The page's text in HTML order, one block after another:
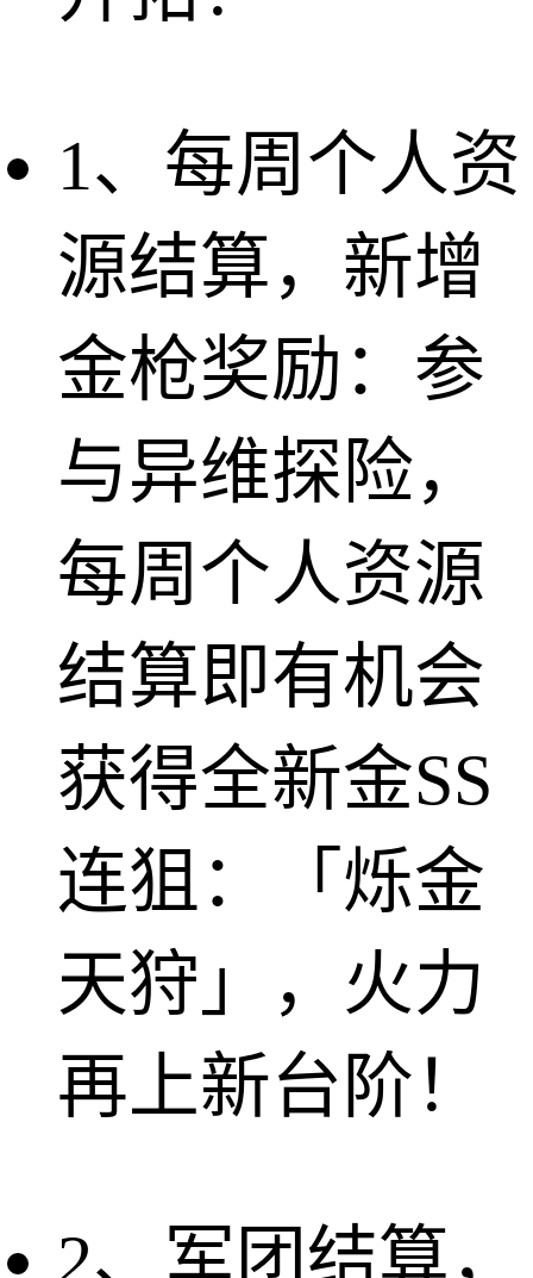
1、每周个人资
源结算，新增
金枪奖励：参
与异维探险，
每周个人资源
结算即有机会
获得全新金SS
连狙：「烁金
天狩」，火力
再上新台阶！
2、军团结算，